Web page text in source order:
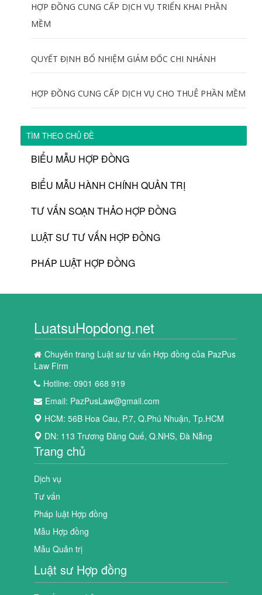
HỢP ĐỒNG CUNG CẤP DỊCH VỤ TRIỂN KHAI PHẦN
MỀM
QUYẾT ĐỊNH BỔ NHIỆM GIÁM ĐỐC CHI NHÁNH
HỢP ĐỒNG CUNG CẤP DỊCH VỤ CHO THUÊ PHẦN MỀM
TÌM THEO CHỦ ĐỀ
BIỂU MẪU HỢP ĐỒNG
BIỂU MẪU HÀNH CHÍNH QUẢN TRỊ
TƯ VẤN SOẠN THẢO HỢP ĐỒNG
LUẬT SƯ TƯ VẤN HỢP ĐỒNG
PHÁP LUẬT HỢP ĐỒNG
LuatsuHopdong.net
Chuyên trang Luật sư tư vấn Hợp đồng của PazPus
Law Firm
Hotline: 0901 668 919
Email: PazPusLaw@gmail.com
HCM: 56B Hoa Cau, P.7, Q.Phú Nhuận, Tp.HCM
DN: 113 Trương Đăng Quế, Q.NHS, Đà Nẵng
Trang chủ
Dịch vụ
Tư vấn
Pháp luật Hợp đồng
Mẫu Hợp đồng
Mẫu Quản trị
Luật sư Hợp đồng